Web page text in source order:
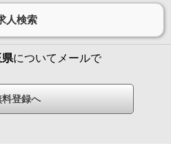
県についてメールで